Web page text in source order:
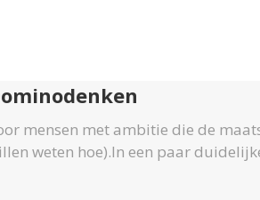
mensen met ambitie die de
weten hoe).In een paar